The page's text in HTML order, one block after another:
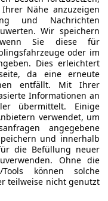
mit
der Motoren deutlich
mit einer
den Kunden, 1997
Fahrzeug im
auf den neuesten
an imSegment der
günstigen
konnte
Mit dem Griff zu
der Wahl eines
bis zu 20.000
Nähe anzuzeigen
und Nachrichten
Wir speichern
wenn Sie diese für
oder im
Dies erleichtert
da eine erneute
entfällt. Mit Ihrer
Informationen an
übermittelt. Einige
verwendet, um
angegebene
und innerhalb
die Befüllung neuer
Ohne die
Tools können solche
teilweise nicht genutzt